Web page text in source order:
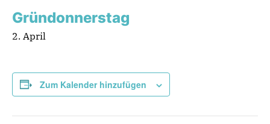
Gründonnerstag
2. April
Zum Kalender hinzufügen